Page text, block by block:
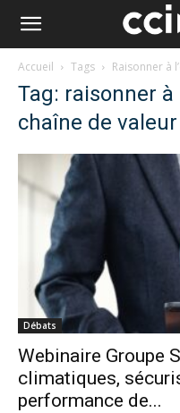
Accueil Tags Raisonner à
Tag: raisonner à
chaîne de valeur
Débats
Webinaire Groupe
climatiques,
performance de...